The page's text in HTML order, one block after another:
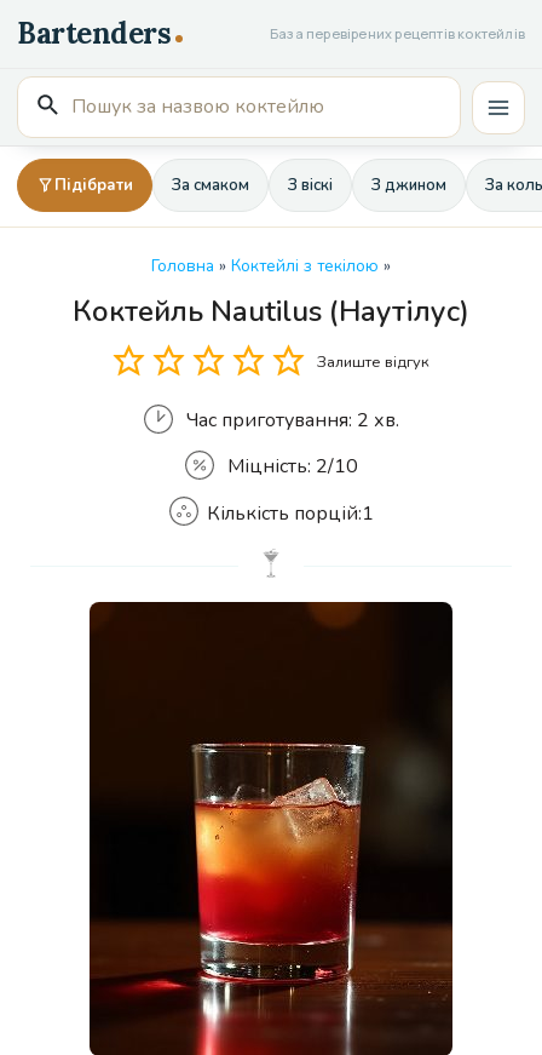
до
вмісту
База перевірених рецептів коктейлів
Пошук
для:
Підібрати За смаком З віскі З джином За
Головна » Коктейлі з текілою »
Коктейль Nautilus (Наутілус)
Залиште відгук
Час приготування: 2 хв.
Міцність: 2/10
Кількість
Кількість порцій:1